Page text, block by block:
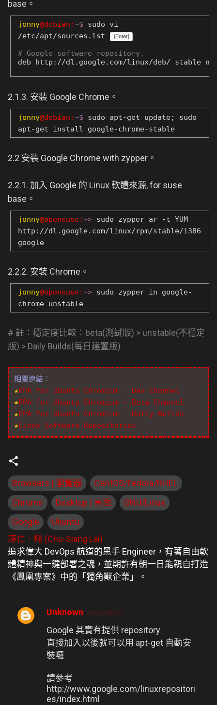
base。
jonny@debian:~$ sudo vi
/etc/apt/sources.lst
[Enter]
# Google software repository.
2.1.3. 安裝 Google Chrome。
jonny@debian:~$ sudo apt-get update; sudo
apt-get install google-chrome-stable
2.2 安裝 Google Chrome with zypper。
2.2.1. 加入 Google 的 Linux 軟體來源, for suse
base。
jonny@opensuse:~> sudo zypper ar -t YUM
http://dl.google.com/linux/rpm/stable/i386
google
2.2.2. 安裝 Chrome。
jonny@opensuse:~> sudo zypper in google-
chrome-unstable
# 註：穩定度比較：beta(測試版) > unstable(不穩定
版) > Daily Builds(每日建置版)
相關連結：
★PPA for Ubuntu Chromium - Dev Channel
★PPA for Ubuntu Chromium - Beta Channel
★PPA for Ubuntu Chromium - Daily Builds
★Linux Software Repositories
Browsers | 瀏覽器
CentOS/Fedora/RHEL
Chrome
Desktop | 桌面
GNU/Linux
Google
Ubuntu
凍仁．翔 (Chu-Siang Lai)
追求偉大 DevOps 航道的黑手 Engineer，有著自由軟
體精神與一鍵部署之魂，並期許有朝一日能親自打造
《鳳凰專案》中的「獨角獸企業」。
留
Unknown 4/1/10 08:47
Google 其實有提供 repository
直接加入以後就可以用 apt-get 自動安
裝囉
請參考
http://www.google.com/linuxrepositori
es/index.html